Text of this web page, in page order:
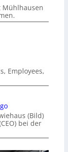
Mühlhausen
Employees,
(Bild)
bei der